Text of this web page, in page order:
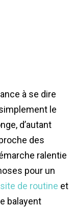
à se dire
le
d’autant
des
ralentie
pour un
de routine et
balayent